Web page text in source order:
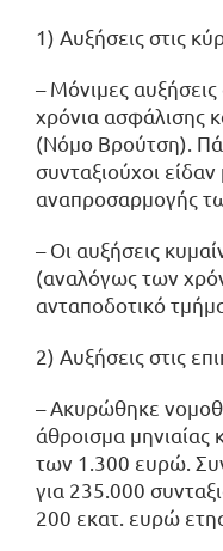
1) Αυξήσεις στις
– Μόνιμες
χρόνια ασφάλισης
(Νόμο Βρούτση).
συνταξιούχοι
αναπροσαρμογής
– Οι αυξήσεις
(αναλόγως των
ανταποδοτικό
2) Αυξήσεις στις
– Ακυρώθηκε
άθροισμα μηνιαίας
των 1.300 ευρώ.
για 235.000
200 εκατ. ευρώ